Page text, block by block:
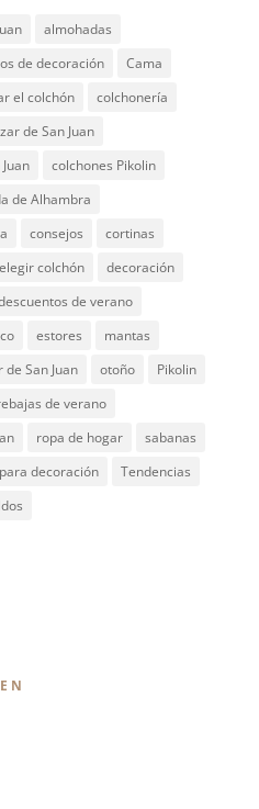
almohadas
de decoración
Cama
el colchón
colchonería
de San Juan
colchones Pikolin
de Alhambra
consejos
cortinas
colchón
decoración
de verano
estores
mantas
San Juan otoño
Pikolin
de verano
ropa de hogar
sabanas
decoración
Tendencias